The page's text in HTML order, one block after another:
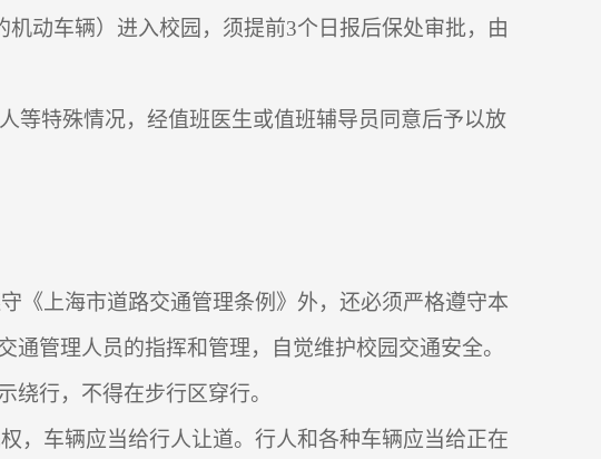
机动车辆）进入校园，须提前3个日报后保处审批，由
等特殊情况，经值班医生或值班辅导员同意后予以放
《上海市道路交通管理条例》外，还必须严格遵守本
管理人员的指挥和管理，自觉维护校园交通安全。
绕行，不得在步行区穿行。
，车辆应当给行人让道。行人和各种车辆应当给正在